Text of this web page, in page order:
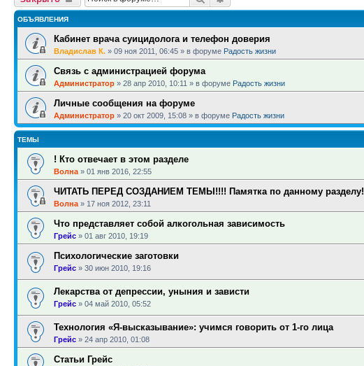
ОБЪЯВЛЕНИЯ
Кабинет врача суицидолога и телефон доверия
Владислав К. » 09 ноя 2011, 06:45 » в форуме Радость жизни
Связь с администрацией форума
Администратор » 28 апр 2010, 10:11 » в форуме Радость жизни
Личные сообщения на форуме
Администратор » 20 окт 2009, 15:08 » в форуме Радость жизни
ТЕМЫ
! Кто отвечает в этом разделе
Волна » 01 янв 2016, 22:55
ЧИТАТЬ ПЕРЕД СОЗДАНИЕМ ТЕМЫ!!!! Памятка по данному разделу!
Волна » 17 ноя 2012, 23:11
Что представляет собой алкогольная зависимость
Грейс » 01 авг 2010, 19:19
Психологические заготовки
Грейс » 30 июн 2010, 19:16
Лекарства от депрессии, уныния и зависти
Грейс » 04 май 2010, 05:52
Технология «Я-высказывание»: учимся говорить от 1-го лица
Грейс » 24 апр 2010, 01:08
Статьи Грейс